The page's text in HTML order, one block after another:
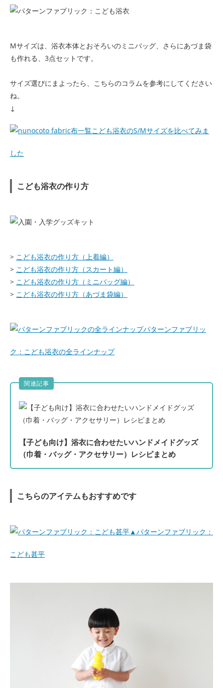
Mサイズは、浴衣本体とおそろいのミニバッグ、さらにあづま袋
も作れる、3点セットです。
サイズ選びにまよったら、こちらのコラムを参考にしてください
ね。
↓
こども浴衣のS/Mサイズを比べてみま
した
こども浴衣の作り方
> こども浴衣の作り方（上着編）
> こども浴衣の作り方（スカート編）
> こども浴衣の作り方（ミニバッグ編）
> こども浴衣の作り方（あづま袋編）
パターンファブリッ
ク：こども浴衣の全ラインナップ
関連記事
【子ども向け】浴衣に合わせたいハンドメイドグッズ
（巾着・バッグ・アクセサリー）レシピまとめ
こちらのアイテムもおすすめです
▲パターンファブリック：
こども甚平